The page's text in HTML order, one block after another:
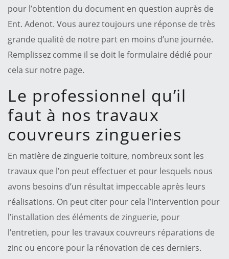
pour l’obtention du document en question auprès de
Ent. Adenot. Vous aurez toujours une réponse de très
grande qualité de notre part en moins d’une journée.
Remplissez comme il se doit le formulaire dédié pour
cela sur notre page.
Le professionnel qu’il
faut à nos travaux
couvreurs zingueries
En matière de zinguerie toiture, nombreux sont les
travaux que l’on peut effectuer et pour lesquels nous
avons besoins d’un résultat impeccable après leurs
réalisations. On peut citer pour cela l’intervention pour
l’installation des éléments de zinguerie, pour
l’entretien, pour les travaux couvreurs réparations de
zinc ou encore pour la rénovation de ces derniers.